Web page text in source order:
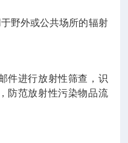
野外或公共场所的辐射
件进行放射性筛查，识
防范放射性污染物品流